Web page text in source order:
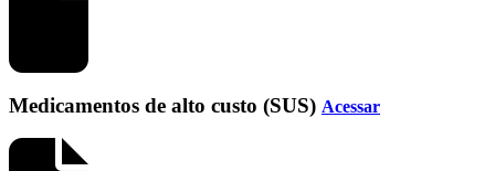
Medicamentos de alto custo (SUS) Acessar